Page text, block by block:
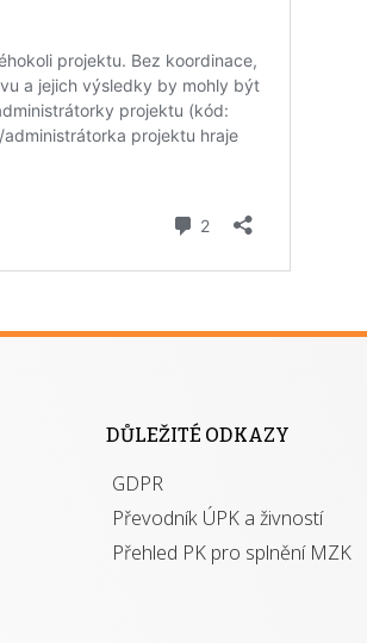
DŮLEŽITÉ ODKAZY
GDPR
Převodník ÚPK a živností
Přehled PK pro splnění MZK